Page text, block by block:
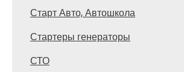
Старт Авто, Автошкола
Стартеры генераторы
СТО